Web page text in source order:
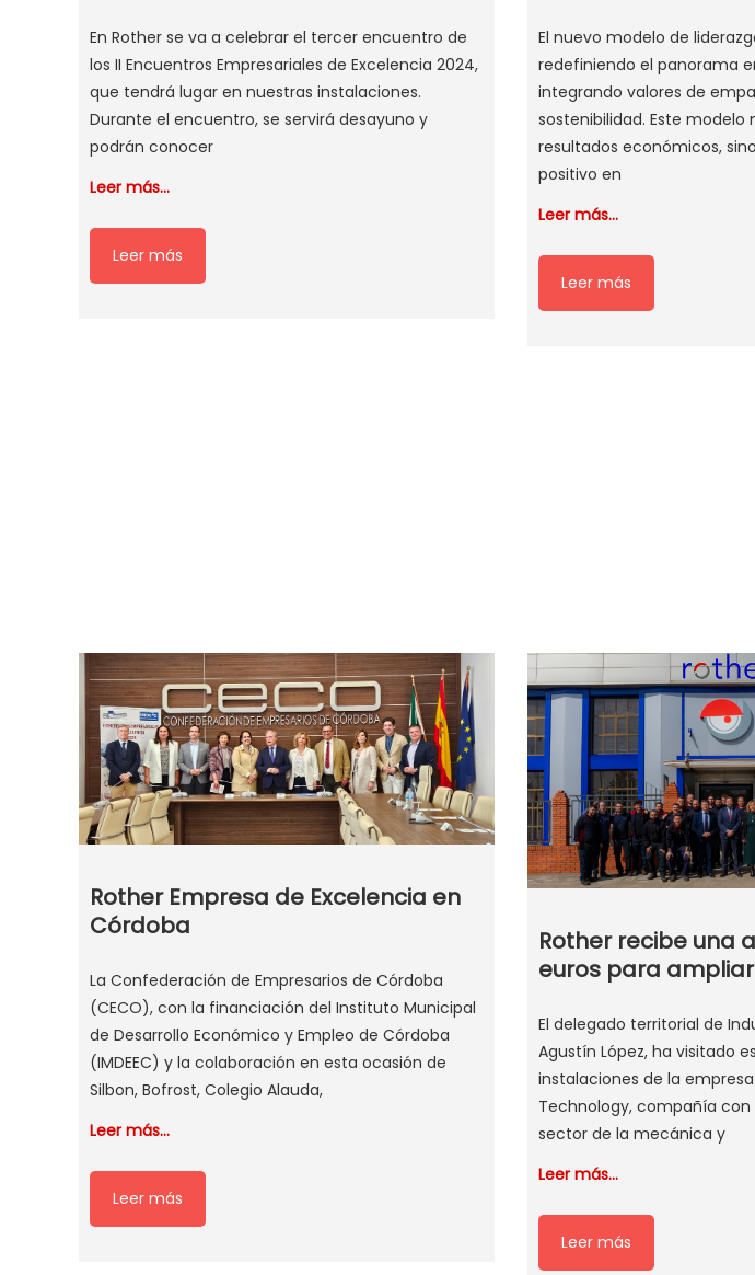
En Rother se va a celebrar el tercer encuentro de
los II Encuentros Empresariales de Excelencia 2024,
que tendrá lugar en nuestras instalaciones.
Durante el encuentro, se servirá desayuno y
podrán conocer
Leer más…
Leer más
El nuevo modelo de
redefiniendo el panorama
integrando valores de
sostenibilidad. Este modelo
resultados económicos,
positivo en
Leer más…
Leer más
Rother Empresa de Excelencia en
Córdoba
La Confederación de Empresarios de Córdoba
(CECO), con la financiación del Instituto Municipal
de Desarrollo Económico y Empleo de Córdoba
(IMDEEC) y la colaboración en esta ocasión de
Silbon, Bofrost, Colegio Alauda,
Leer más…
Leer más
Rother recibe una
euros para
El delegado territorial de
Agustín López, ha visitado
instalaciones de la
Technology, compañía con
sector de la mecánica y
Leer más…
Leer más